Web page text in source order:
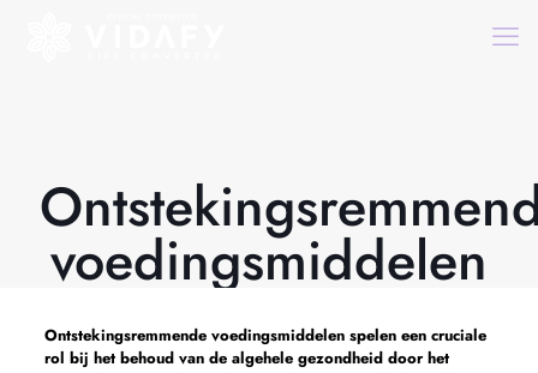
voedingsmiddelen
Ontstekingsremmende voedingsmiddelenspelen een cruciale
rol bij het behoud van de algehele gezondheid door het